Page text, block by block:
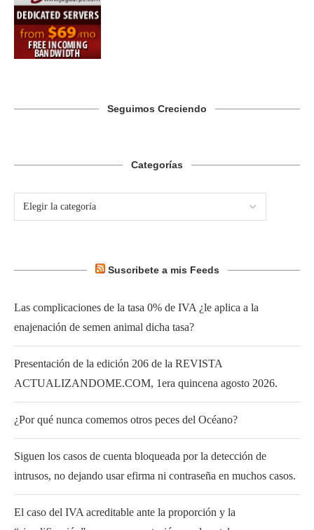
Seguimos Creciendo
Categorías
Suscribete a mis Feeds
Las complicaciones de la tasa 0% de IVA ¿le aplica a la
enajenación de semen animal dicha tasa?
Presentación de la edición 206 de la REVISTA
ACTUALIZANDOME.COM, 1era quincena agosto 2026.
¿Por qué nunca comemos otros peces del Océano?
Siguen los casos de cuenta bloqueada por la detección de
intrusos, no dejando usar efirma ni contraseña en muchos casos.
El caso del IVA acreditable ante la proporción y la